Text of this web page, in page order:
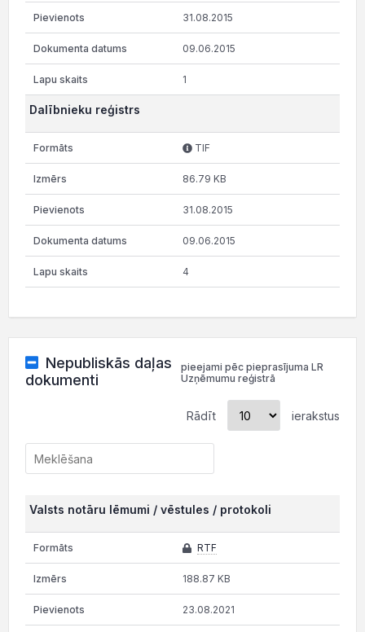
31.08.2015
09.06.2015
1
Dalībnieku reģistrs
TIF
86.79 KB
31.08.2015
09.06.2015
4
Nepubliskās daļas
dokumenti
pieejami pēc pieprasījuma LR
Uzņēmumu reģistrā
Rādīt ierakstus
Valsts notāru lēmumi / vēstules / protokoli
RTF
188.87 KB
23.08.2021